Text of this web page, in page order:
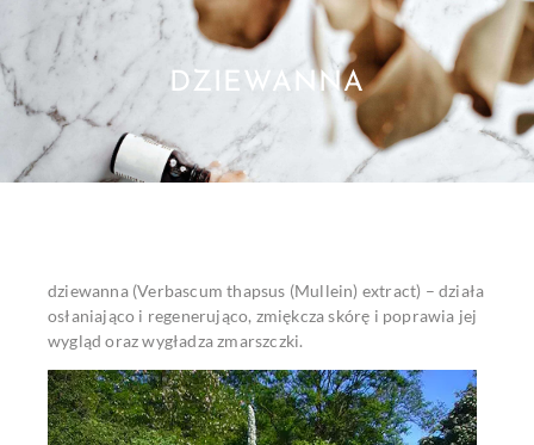
DZIEWANNA
dziewanna (Verbascum thapsus (Mullein) extract) – działa
osłaniająco i regenerująco, zmiękcza skórę i poprawia jej
wygląd oraz wygładza zmarszczki.